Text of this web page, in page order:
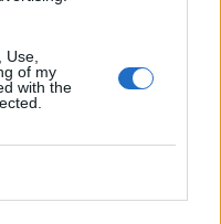
of my
with the